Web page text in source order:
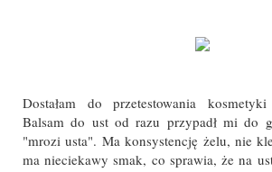
Dostałam do przetestowania
Balsam do ust od razu przypadł mi do
"mrozi usta". Ma konsystencję żelu, nie
ma nieciekawy smak, co sprawia, że na